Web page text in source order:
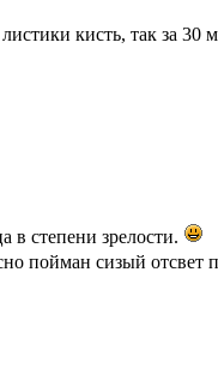
кисть, так за 30
степени зрелости.
пойман сизый отсвет